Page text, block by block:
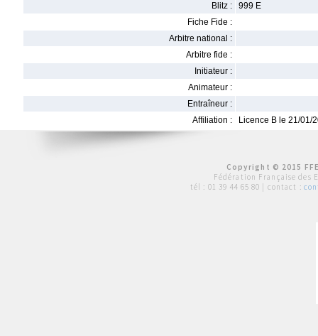
Blitz :
999 E
Fiche Fide :
Arbitre national :
Arbitre fide :
Initiateur :
Animateur :
Entraîneur :
Affiliation :
Licence B le 21/01/
Copyright © 2015
Fédération Française des
tél : 01 39 44 65 80 | contact :